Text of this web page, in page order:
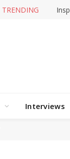
TRENDING
Interviews